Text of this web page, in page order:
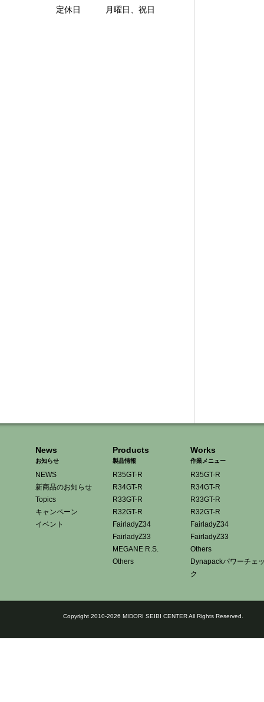
定休日 月曜日、祝日
News
お知らせ
NEWS
新商品のお知らせ
Topics
キャンペーン
イベント
Products
製品情報
R35GT-R
R34GT-R
R33GT-R
R32GT-R
FairladyZ34
FairladyZ33
MEGANE R.S.
Others
Works
作業メニュー
R35GT-R
R34GT-R
R33GT-R
R32GT-R
FairladyZ34
FairladyZ33
Others
Dynapackパワーチェ
ク
Copyright 2010-2026 MIDORI SEIBI CENTER All Rights Reserved.